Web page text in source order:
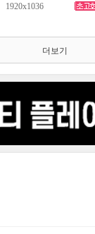
1920x1036
더보기